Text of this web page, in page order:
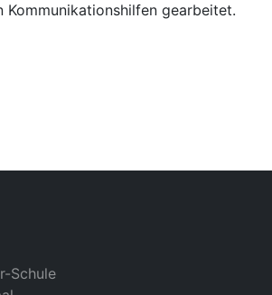
Kommunikationshilfen gearbeitet.
Schule